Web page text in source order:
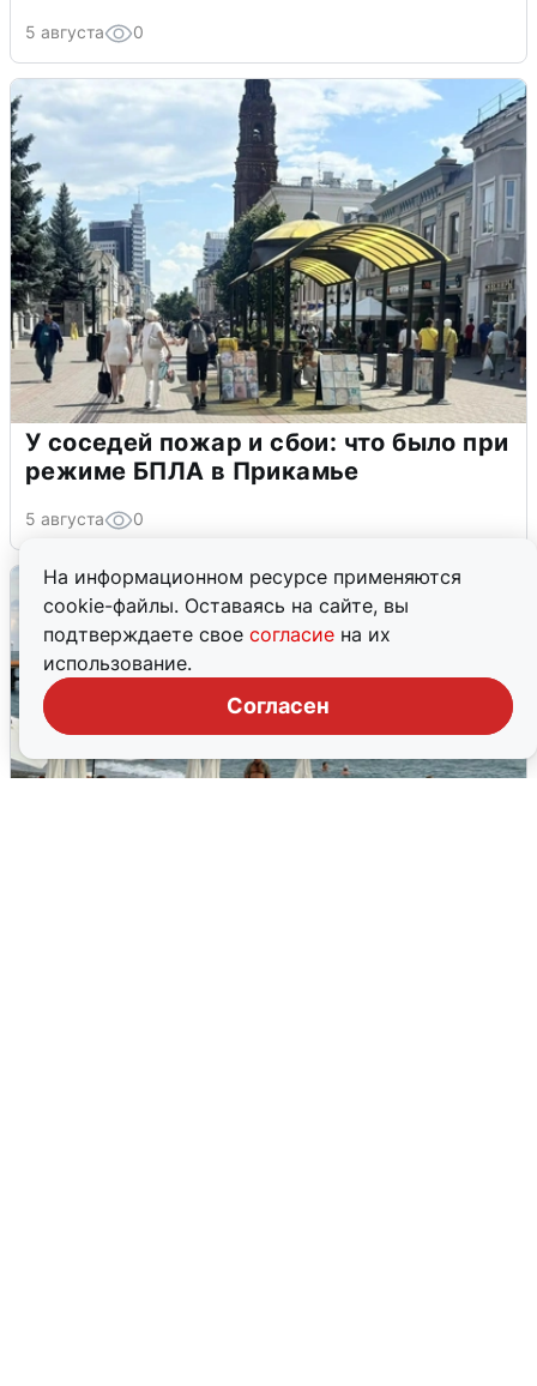
На информационном ресурсе применяются
cookie-файлы. Оставаясь на сайте, вы
подтверждаете свое согласие на их
использование.
Согласен
5 августа 0
У соседей пожар и сбои: что было при
режиме БПЛА в Прикамье
5 августа 0